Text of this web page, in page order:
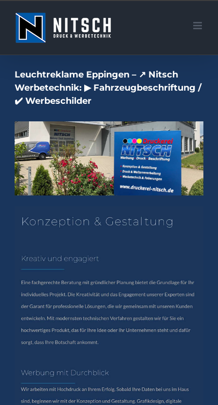
springen
Leuchtreklame Eppingen – ↗️ Nitsch
Werbetechnik: ▶︎ Fahrzeugbeschriftung /
✔️ Werbeschilder